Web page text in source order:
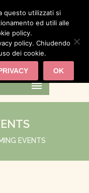
EVENTS
questo utilizzati si
ed utili alle
policy.
policy. Chiudendo
dei cookie.
OK